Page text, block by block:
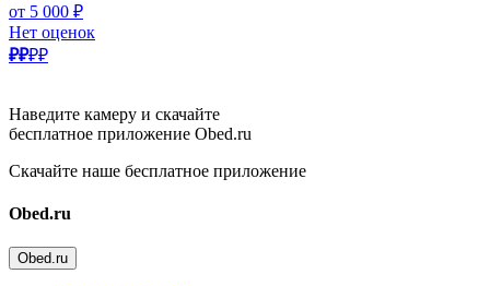
от 5 000 ₽
Нет оценок
₽₽₽₽
Наведите камеру и скачайте
бесплатное приложение Obed.ru
Скачайте наше бесплатное приложение
Obed.ru
Obed.ru